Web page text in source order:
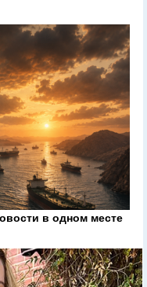
в одном месте